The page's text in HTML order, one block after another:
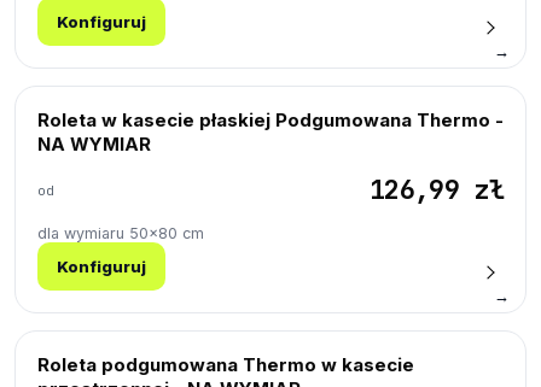
Konfiguruj
→
Roleta w kasecie płaskiej Podgumowana Thermo -
NA WYMIAR
od 126,99 zł
dla wymiaru 50×80 cm
Konfiguruj
→
Roleta podgumowana Thermo w kasecie